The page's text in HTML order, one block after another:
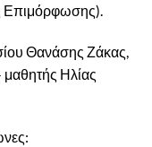
Θανάσης Ζάκας,
μαθητής Ηλίας